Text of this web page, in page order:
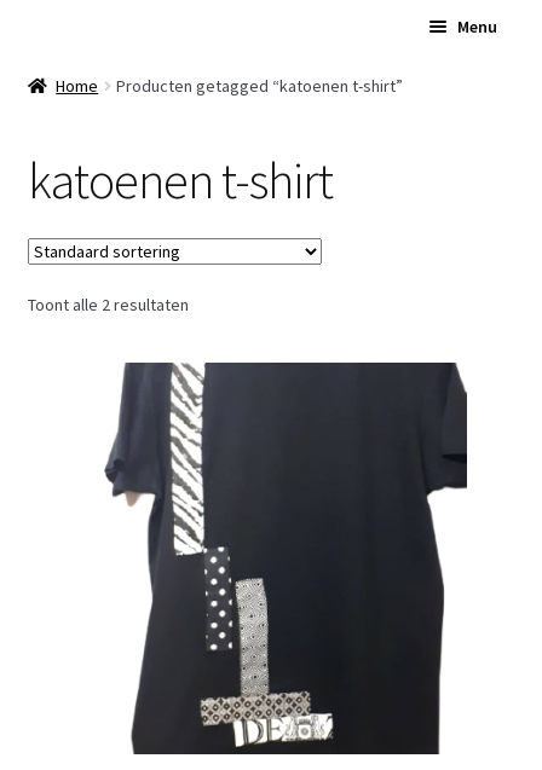
naar
de
Menu
HomeHome Producten getagged “katoenen t-shirt”
katoenen t-shirt
Toont alle 2 resultaten